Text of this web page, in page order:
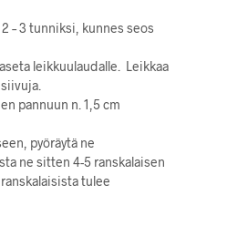
– 3 tunniksi, kunnes seos
leikkuulaudalle. Leikkaa
siivuja.
pannuun n. 1,5 cm
pyöräytä ne
ne sitten 4-5 ranskalaisen
tulee